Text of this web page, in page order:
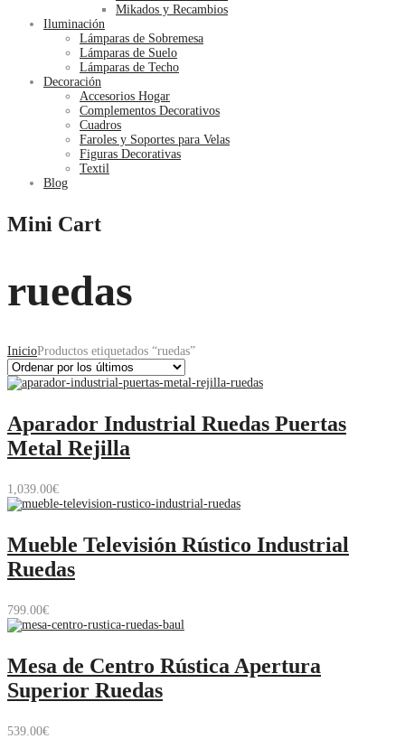
Mikados y Recambios
Iluminación
Lámparas de Sobremesa
Lámparas de Suelo
Lámparas de Techo
Decoración
Accesorios Hogar
Complementos Decorativos
Cuadros
Faroles y Soportes para Velas
Figuras Decorativas
Textil
Blog
Mini Cart
ruedas
InicioProductos etiquetados “ruedas”
Aparador Industrial Ruedas Puertas
Metal Rejilla
1,039.00€
Mueble Televisión Rústico Industrial
Ruedas
799.00€
Mesa de Centro Rústica Apertura
Superior Ruedas
539.00€